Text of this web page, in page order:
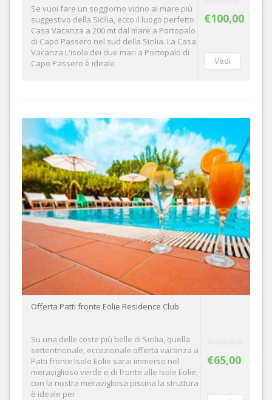
€100,00
Se vuoi fare un soggiorno vicino al mare più
suggestivo della Sicilia, ecco il luogo perfetto
Casa Vacanza a 200 mt dal mare a Portopalo
di Capo Passero nel sud della Sicilia. La Casa
Vacanza L'isola dei due mari a Portopalo di
Capo Passero è ideale
€65,00
Offerta Patti fronte Eolie Residence Club
Su una delle coste più belle di Sicilia, quella
settentrionale, eccezionale offerta vacanza a
Patti fronte Isole Eolie sarai immerso nel
meraviglioso verde e di fronte alle Isole Eolie,
con la nostra meravigliosa piscina la struttura
è ideale per